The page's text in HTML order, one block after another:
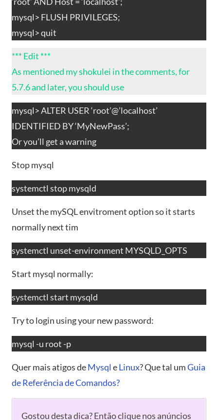
mysql> FLUSH PRIVILEGES;
mysql> quit
*** Edit ***
As mentioned my shokulei in the comments, for
5.7.6 and later, you should use
mysql> ALTER USER ‘root’@’localhost’
IDENTIFIED BY ‘MyNewPass’;
Or you’ll get a warning
Stop mysql
systemctl stop mysqld
Unset the mySQL envitroment option so it starts
normally next tim
systemctl unset-environment MYSQLD_OPTS
Start mysql normally:
systemctl start mysqld
Try to login using your new password:
mysql -u root -p
Quer mais atigos deMysql eLinux? Que tal umGuia
de Referência de Comandos?
Gostou desta dica? Então clique nos anúncios